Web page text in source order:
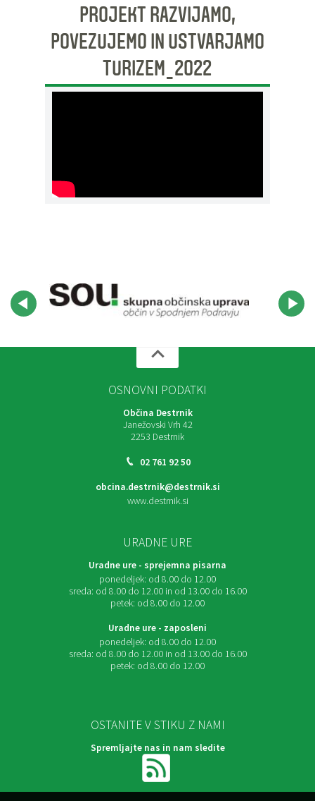
PROJEKT RAZVIJAMO,
POVEZUJEMO IN USTVARJAMO
TURIZEM_2022
OSNOVNI PODATKI
Občina Destrnik
Janežovski Vrh 42
2253 Destrnik
02 761 92 50
obcina.destrnik@destrnik.si
www.destrnik.si
URADNE URE
Uradne ure - sprejemna pisarna
ponedeljek: od 8.00 do 12.00
sreda: od 8.00 do 12.00 in od 13.00 do 16.00
petek: od 8.00 do 12.00
Uradne ure - zaposleni
ponedeljek: od 8.00 do 12.00
sreda: od 8.00 do 12.00 in od 13.00 do 16.00
petek: od 8.00 do 12.00
OSTANITE V STIKU Z NAMI
Spremljajte nas in nam sledite